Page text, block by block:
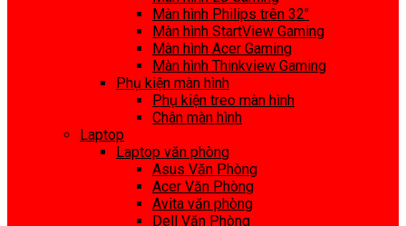
Màn hình Philips trên 32″
Màn hình StartView Gaming
Màn hình Acer Gaming
Màn hình Thinkview Gaming
Phụ kiện màn hình
Phụ kiện treo màn hình
Chân màn hình
Laptop
Laptop văn phòng
Asus Văn Phòng
Acer Văn Phòng
Avita văn phòng
Dell Văn Phòng